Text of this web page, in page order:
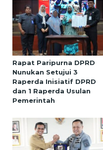
Rapat Paripurna DPRD
Nunukan Setujui 3
Raperda Inisiatif DPRD
dan 1 Raperda Usulan
Pemerintah